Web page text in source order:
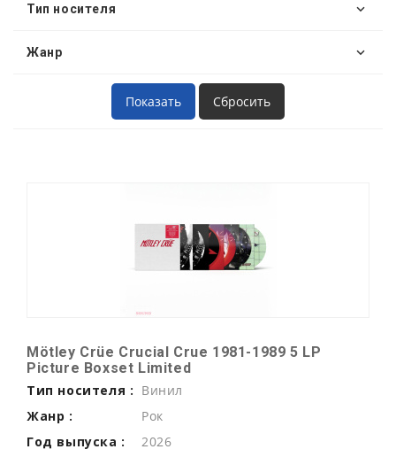
Тип носителя
Жанр
Mötley Crüe Crucial Crue 1981-1989 5 LP
Picture Boxset Limited
Тип носителя : Винил
Жанр :
Рок
Год выпуска :
2026